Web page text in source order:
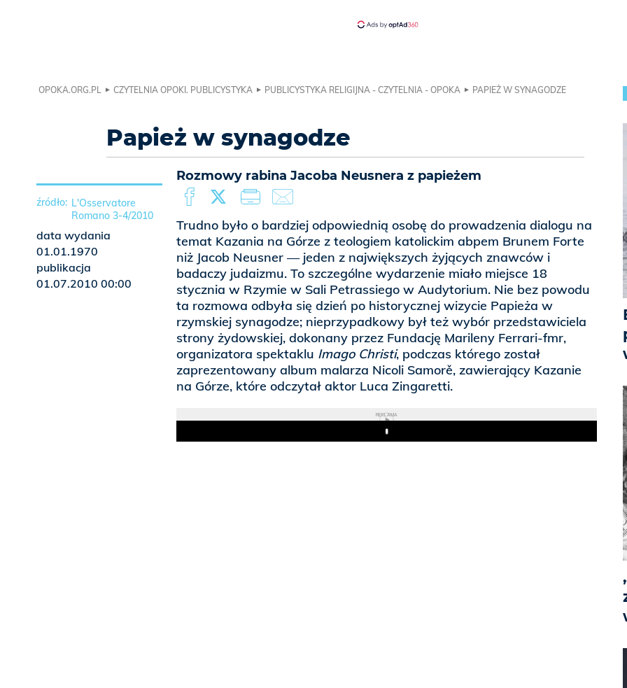
OPOKA.ORG.PL CZYTELNIA OPOKI. PUBLICYSTYKA PUBLICYSTYKA RELIGIJNA - CZYTELNIA - OPOKA PAPIEŻ W SYNAGODZE
Papież w synagodze
Rozmowy rabina Jacoba Neusnera z papieżem
Trudno było o bardziej odpowiednią osobę do prowadzenia dialogu na
temat Kazania na Górze z teologiem katolickim abpem Brunem Forte
niż Jacob Neusner — jeden z największych żyjących znawców i
badaczy judaizmu. To szczególne wydarzenie miało miejsce 18
stycznia w Rzymie w Sali Petrassiego w Audytorium. Nie bez powodu
ta rozmowa odbyła się dzień po historycznej wizycie Papieża w
rzymskiej synagodze; nieprzypadkowy był też wybór przedstawiciela
strony żydowskiej, dokonany przez Fundację Marileny Ferrari-fmr,
organizatora spektaklu Imago Christi, podczas którego został
zaprezentowany album malarza Nicoli Samorě, zawierający Kazanie
na Górze, które odczytał aktor Luca Zingaretti.
REKLAMA
Play
L'Osservatore
Romano 3-4/2010
data wydania
01.01.1970
publikacja
01.07.2010 00:00